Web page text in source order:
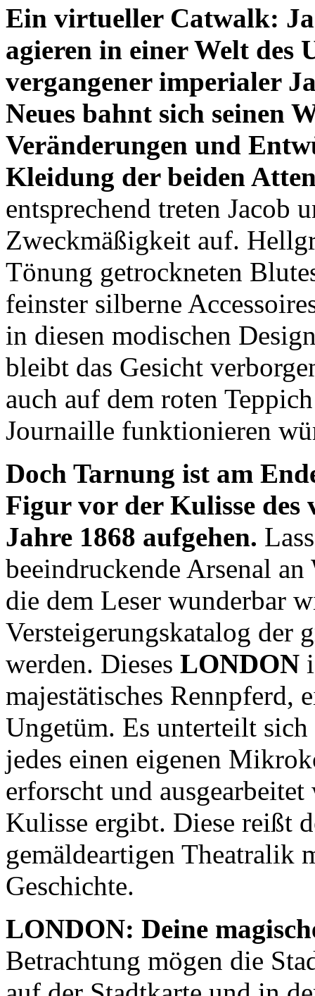
Ein virtueller Catwalk:
agieren in einer Welt des
vergangener imperialer
Neues bahnt sich seinen
Veränderungen und
Kleidung der beiden
entsprechend treten Jacob
Zweckmäßigkeit auf.
Tönung getrockneten
feinster silberne
in diesen modischen
bleibt das Gesicht
auch auf dem roten
Journaille funktionieren
Doch Tarnung ist am
Figur vor der Kulisse
Jahre 1868 aufgehen.
beeindruckende Arsenal
die dem Leser wunderbar
Versteigerungskatalog der
werden. Dieses LONDON
majestätisches Rennpferd,
Ungetüm. Es unterteilt
jedes einen eigenen
erforscht und
Kulisse ergibt. Diese reißt
gemäldeartigen Theatralik
Geschichte.
LONDON: Deine
Betrachtung mögen die